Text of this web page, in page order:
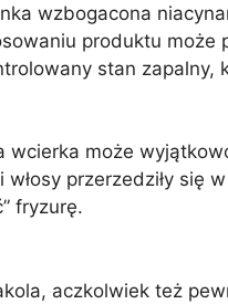
wzbogacona
produktu może
stan zapalny,
wcierka może
przerzedziły się
fryzurę.
aczkolwiek też